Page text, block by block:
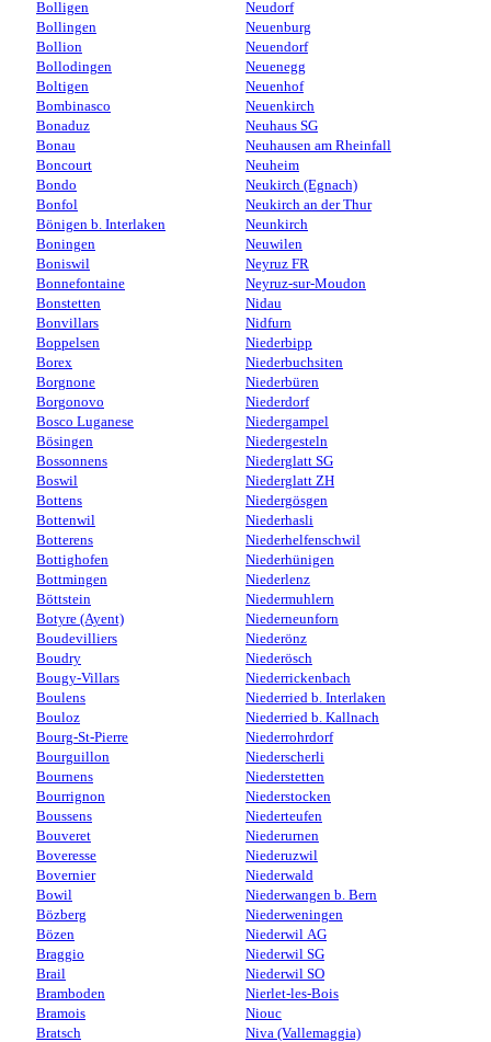
Bolligen
Bollingen
Bollion
Bollodingen
Boltigen
Bombinasco
Bonaduz
Bonau
Boncourt
Bondo
Bonfol
Bönigen b. Interlaken
Boningen
Boniswil
Bonnefontaine
Bonstetten
Bonvillars
Boppelsen
Borex
Borgnone
Borgonovo
Bosco Luganese
Bösingen
Bossonnens
Boswil
Bottens
Bottenwil
Botterens
Bottighofen
Bottmingen
Böttstein
Botyre (Ayent)
Boudevilliers
Boudry
Bougy-Villars
Boulens
Bouloz
Bourg-St-Pierre
Bourguillon
Bournens
Bourrignon
Boussens
Bouveret
Boveresse
Bovernier
Bowil
Bözberg
Bözen
Braggio
Brail
Bramboden
Bramois
Bratsch
Neudorf
Neuenburg
Neuendorf
Neuenegg
Neuenhof
Neuenkirch
Neuhaus SG
Neuhausen am Rheinfall
Neuheim
Neukirch (Egnach)
Neukirch an der Thur
Neunkirch
Neuwilen
Neyruz FR
Neyruz-sur-Moudon
Nidau
Nidfurn
Niederbipp
Niederbuchsiten
Niederbüren
Niederdorf
Niedergampel
Niedergesteln
Niederglatt SG
Niederglatt ZH
Niedergösgen
Niederhasli
Niederhelfenschwil
Niederhünigen
Niederlenz
Niedermuhlern
Niederneunforn
Niederönz
Niederösch
Niederrickenbach
Niederried b. Interlaken
Niederried b. Kallnach
Niederrohrdorf
Niederscherli
Niederstetten
Niederstocken
Niederteufen
Niederurnen
Niederuzwil
Niederwald
Niederwangen b. Bern
Niederweningen
Niederwil AG
Niederwil SG
Niederwil SO
Nierlet-les-Bois
Niouc
Niva (Vallemaggia)